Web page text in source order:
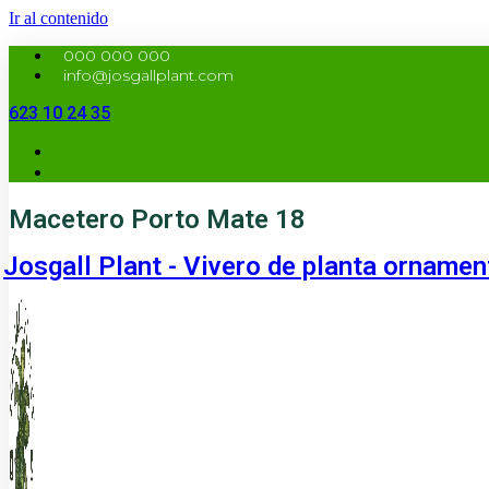
Ir al contenido
000 000 000
info@josgallplant.com
623 10 24 35
Macetero Porto Mate 18
Josgall Plant - Vivero de planta